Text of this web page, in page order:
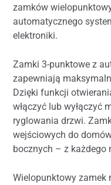
zamków
automatycznego
elektroniki.
Zamki 3-punktowe z
zapewniają
Dzięki funkcji
włączyć lub wyłączyć
ryglowania drzwi.
wejściowych do
bocznych – z każdego
Wielopunktowy zamek